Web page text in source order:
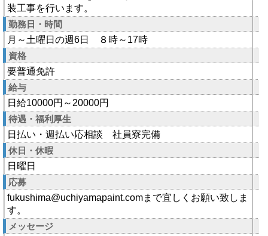
装工事を行います。
勤務日・時間
月～土曜日の週6日 ８時～17時
資格
要普通免許
給与
日給10000円～20000円
待遇・福利厚生
日払い・週払い応相談 社員寮完備
休日・休暇
日曜日
応募
fukushima@uchiyamapaint.comまで宜しくお願い致しま
す。
メッセージ